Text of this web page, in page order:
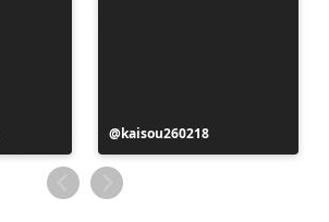
Julkaissut
kaisou260218